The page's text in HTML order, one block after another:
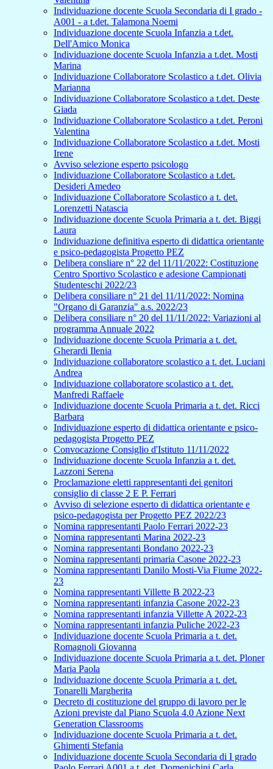
Individuazione docente Scuola Secondaria di I grado -
A001 - a t.det. Talamona Noemi
Individuazione docente Scuola Infanzia a t.det.
Dell'Amico Monica
Individuazione docente Scuola Infanzia a t.det. Mosti
Marina
Individuazione Collaboratore Scolastico a t.det. Olivia
Marianna
Individuazione Collaboratore Scolastico a t.det. Deste
Giada
Individuazione Collaboratore Scolastico a t.det. Peroni
Valentina
Individuazione Collaboratore Scolastico a t.det. Mosti
Irene
Avviso selezione esperto psicologo
Individuazione Collaboratore Scolastico a t.det.
Desideri Amedeo
Individuazione Collaboratore Scolastico a t. det.
Lorenzetti Natascia
Individuazione docente Scuola Primaria a t. det. Biggi
Laura
Individuazione definitiva esperto di didattica orientante
e psico-pedagogista Progetto PEZ
Delibera consliare n° 22 del 11/11/2022: Costituzione
Centro Sportivo Scolastico e adesione Campionati
Studenteschi 2022/23
Delibera consiliare n° 21 del 11/11/2022: Nomina
"Organo di Garanzia" a.s. 2022/23
Delibera consiliare n° 20 del 11/11/2022: Variazioni al
programma Annuale 2022
Individuazione docente Scuola Primaria a t. det.
Gherardi Ilenia
Individuazione collaboratore scolastico a t. det. Luciani
Andrea
Individuazione collaboratore scolastico a t. det.
Manfredi Raffaele
Individuazione docente Scuola Primaria a t. det. Ricci
Barbara
Individuazione esperto di didattica orientante e psico-
pedagogista Progetto PEZ
Convocazione Consiglio d'Istituto 11/11/2022
Individuazione docente Scuola Infanzia a t. det.
Lazzoni Serena
Proclamazione eletti rappresentanti dei genitori
consiglio di classe 2 E P. Ferrari
Avviso di selezione esperto di didattica orientante e
psico-pedagogista per Progetto PEZ 2022/23
Nomina rappresentanti Paolo Ferrari 2022-23
Nomina rappresentanti Marina 2022-23
Nomina rappresentanti Bondano 2022-23
Nomina rappresentanti primaria Casone 2022-23
Nomina rappresentanti Danilo Mosti-Via Fiume 2022-
23
Nomina rappresentanti Villette B 2022-23
Nomina rappresentanti infanzia Casone 2022-23
Nomina rappresentanti infanzia Villette A 2022-23
Nomina rappresentanti infanzia Puliche 2022-23
Individuazione docente Scuola Primaria a t. det.
Romagnoli Giovanna
Individuazione docente Scuola Primaria a t. det. Ploner
Maria Paola
Individuazione docente Scuola Primaria a t. det.
Tonarelli Margherita
Decreto di costituzione del gruppo di lavoro per le
Azioni previste dal Piano Scuola 4.0 Azione Next
Generation Classrooms
Individuazione docente Scuola Primaria a t. det.
Ghimenti Stefania
Individuazione docente Scuola Secondaria di I grado